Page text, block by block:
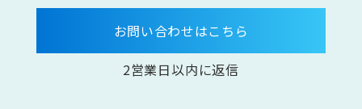
お問い合わせはこちら
2営業日以内に返信